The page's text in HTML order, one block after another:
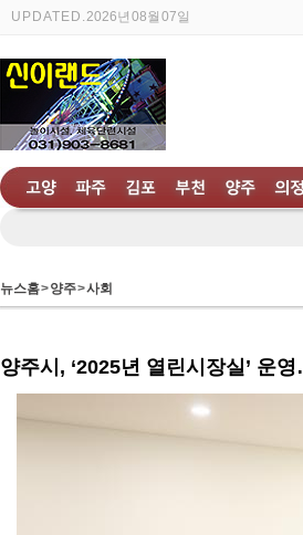
UPDATED.2026년 08월 07일
뉴스홈>양주>사회